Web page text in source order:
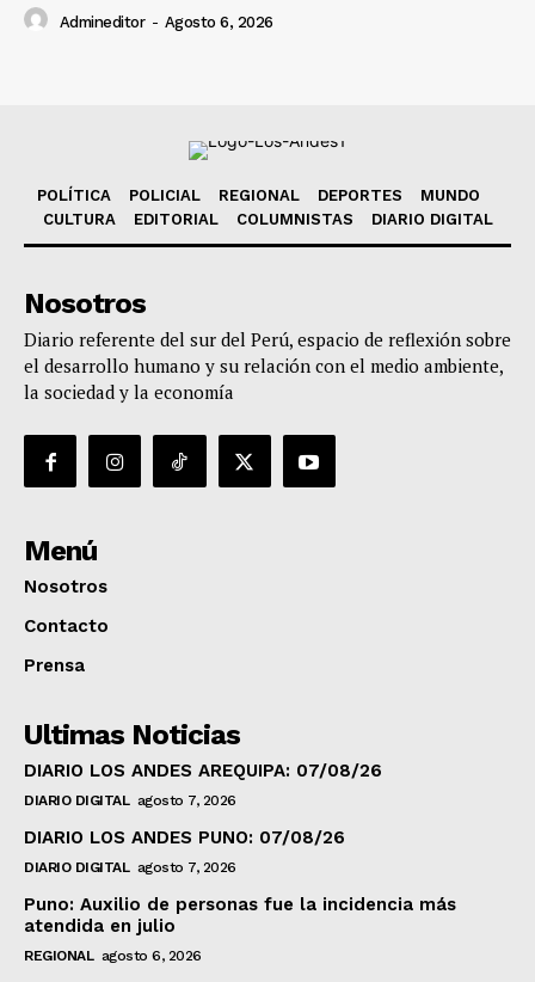
Admineditor - Agosto 6, 2026
POLÍTICA POLICIAL REGIONAL DEPORTES
MUNDO
CULTURA
EDITORIAL COLUMNISTAS DIARIO DIGITAL
Nosotros
Diario referente del sur del Perú, espacio de reflexión sobre
el desarrollo humano y su relación con el medio ambiente,
la sociedad y la economía
Menú
Nosotros
Contacto
Prensa
Ultimas Noticias
DIARIO LOS ANDES AREQUIPA: 07/08/26
DIARIO DIGITAL agosto 7, 2026
DIARIO LOS ANDES PUNO: 07/08/26
DIARIO DIGITAL agosto 7, 2026
Puno: Auxilio de personas fue la incidencia más
atendida en julio
REGIONAL agosto 6, 2026